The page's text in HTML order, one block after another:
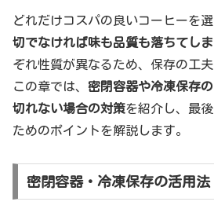
どれだけコスパの良いコーヒーを選
切でなければ味も品質も落ちてし
ぞれ性質が異なるため、保存の工
この章では、 密閉容器や冷凍保存
切れない場合の対策を紹介し、最
ためのポイントを解説します。
密閉容器・冷凍保存の活用法